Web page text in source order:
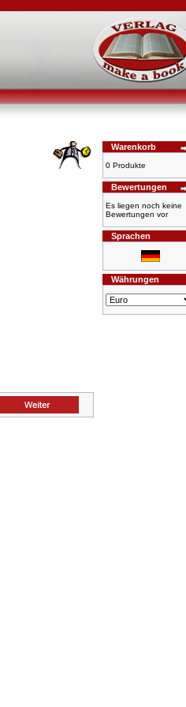
Warenkorb
0 Produkte
Bewertungen
Es liegen noch keine
Bewertungen vor
Sprachen
Währungen